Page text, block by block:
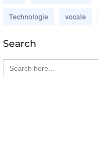
Technologie vocale
Search
Search
for: